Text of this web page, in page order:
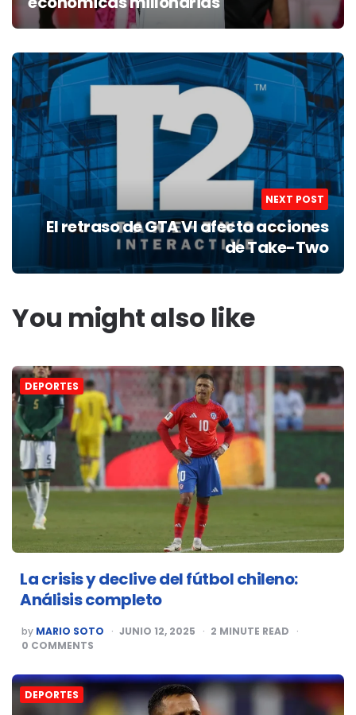
NEXT POST
El retraso de GTA VI afecta acciones
de Take-Two
You might also like
DEPORTES
La crisis y declive del fútbol chileno:
Análisis completo
POSTED
BY
by MARIO SOTO JUNIO 12, 2025 2 MINUTE READ
0 COMMENTS
DEPORTES